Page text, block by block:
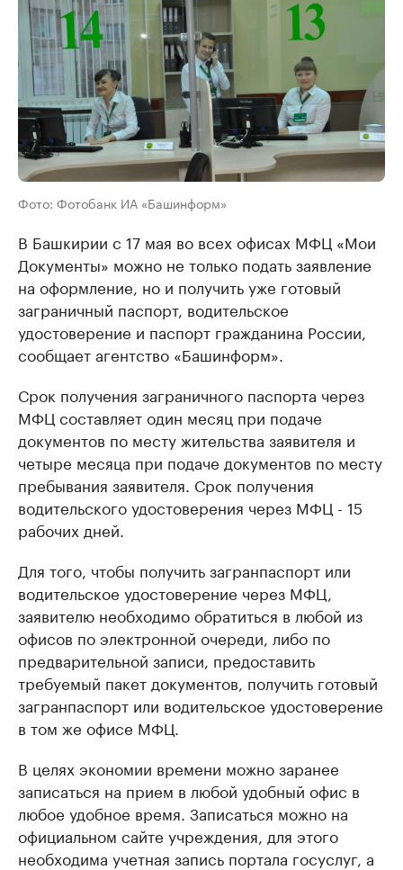
Фото: Фотобанк ИА «Башинформ»
В Башкирии с 17 мая во всех офисах МФЦ «Мои
Документы» можно не только подать заявление
на оформление, но и получить уже готовый
заграничный паспорт, водительское
удостоверение и паспорт гражданина России,
сообщает агентство «Башинформ».
Срок получения заграничного паспорта через
МФЦ составляет один месяц при подаче
документов по месту жительства заявителя и
четыре месяца при подаче документов по месту
пребывания заявителя. Срок получения
водительского удостоверения через МФЦ - 15
рабочих дней.
Для того, чтобы получить загранпаспорт или
водительское удостоверение через МФЦ,
заявителю необходимо обратиться в любой из
офисов по электронной очереди, либо по
предварительной записи, предоставить
требуемый пакет документов, получить готовый
загранпаспорт или водительское удостоверение
в том же офисе МФЦ.
В целях экономии времени можно заранее
записаться на прием в любой удобный офис в
любое удобное время. Записаться можно на
официальном сайте учреждения, для этого
необходима учетная запись портала госуслуг, а